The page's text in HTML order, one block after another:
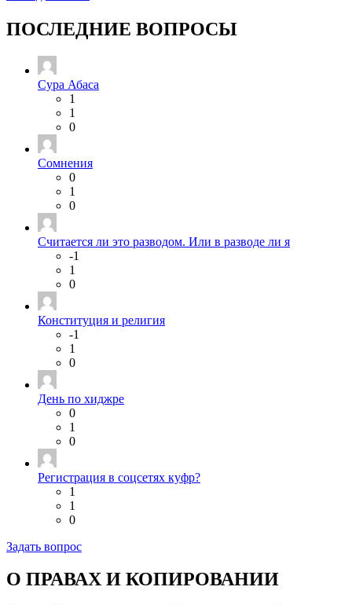
ПОСЛЕДНИЕ ВОПРОСЫ
Сура Абаса
1
1
0
Сомнения
0
1
0
Считается ли это разводом. Или в разводе ли я
-1
1
0
Конституция и религия
-1
1
0
День по хиджре
0
1
0
Регистрация в соцсетях куфр?
1
1
0
Задать вопрос
О ПРАВАХ И КОПИРОВАНИИ